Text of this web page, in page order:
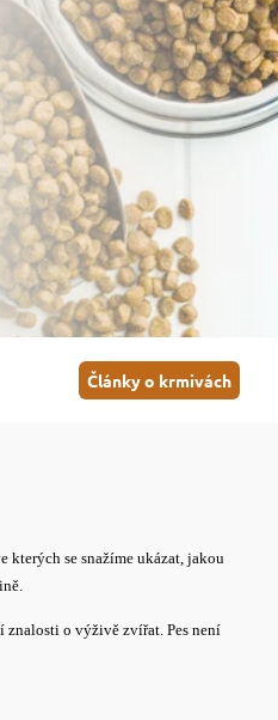
Články o krmivách
kterých se snažíme ukázat, jakou
znalosti o výživě zvířat. Pes není